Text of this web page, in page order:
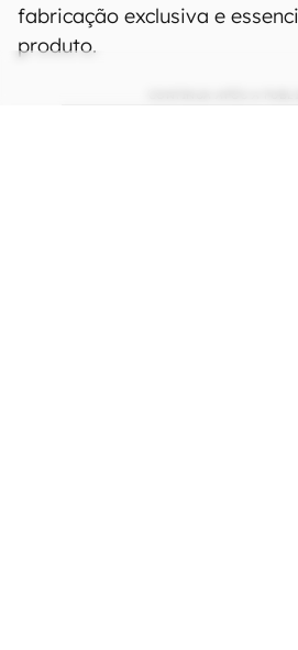
fabricação exclusiva e
produto.